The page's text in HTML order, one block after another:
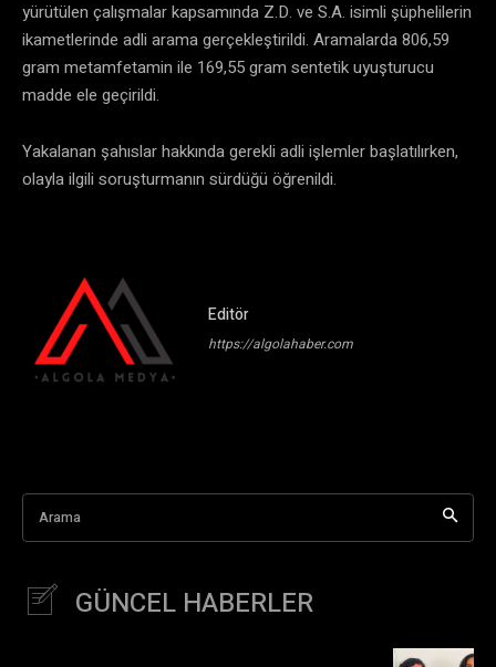
yürütülen çalışmalar kapsamında Z.D. ve S.A. isimli şüphelilerin
ikametlerinde adli arama gerçekleştirildi. Aramalarda 806,59
gram metamfetamin ile 169,55 gram sentetik uyuşturucu
madde ele geçirildi.
Yakalanan şahıslar hakkında gerekli adli işlemler başlatılırken,
olayla ilgili soruşturmanın sürdüğü öğrenildi.
Editör
https://algolahaber.com
Arama
GÜNCEL HABERLER